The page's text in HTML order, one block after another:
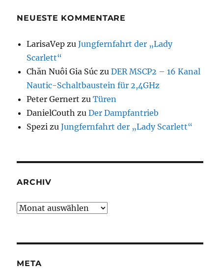
NEUESTE KOMMENTARE
LarisaVep zuJungfernfahrt der „Lady
Scarlett“
Chăn Nuôi Gia Súc zuDER MSCP2 – 16 Kanal
Nautic-Schaltbaustein für 2,4GHz
Peter Gernert zuTüren
DanielCouth zuDer Dampfantrieb
Spezi zuJungfernfahrt der „Lady Scarlett“
ARCHIV
Archiv
META